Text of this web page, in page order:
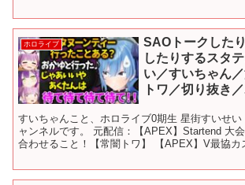
ホロライブ
SAOトークした
したりするスタ
い／すいちゃん
トワ／切り抜き
すいちゃんこと、ホロライブ0期生 星街すいせ
ャンネルです。 元配信：【APEX】Startend 大
合わせること！【常闇トワ】 【APEX】V最協カ